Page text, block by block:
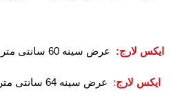
3 ایکس لارج: عرض سینه 60 سانتی متر - قد تیشرت : 75 سانتی متر
4 ایکس لارج: عرض سینه 64 سانتی متر - قد تیشرت : 78 سانتی متر